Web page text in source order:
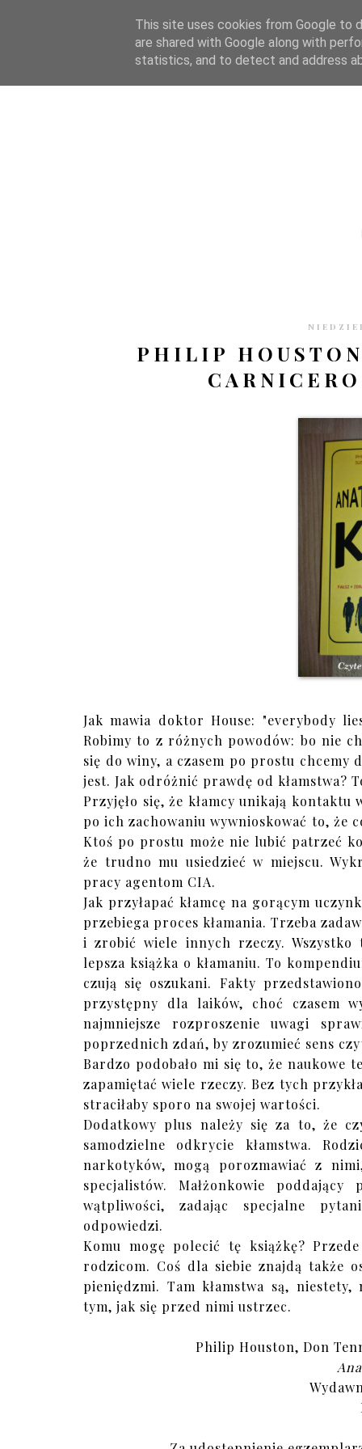
STRONA GŁÓWNA WSPÓŁPRACA RECENZJE O
PHILIP
Jak mawia doktor House: "everybody
Robimy to z różnych powodów: bo nie
się do winy, a czasem po prostu
jest. Jak odróżnić prawdę od kłamstwa?
Przyjęło się, że kłamcy unikają
po ich zachowaniu wywnioskować to, że
Ktoś po prostu może nie lubić patrzeć
że trudno mu usiedzieć w miejscu.
pracy agentom CIA.
Jak przyłapać kłamcę na gorącym
przebiega proces kłamania. Trzeba
i zrobić wiele innych rzeczy.
lepsza książka o kłamaniu. To
czują się oszukani. Fakty
przystępny dla laików, choć czasem
najmniejsze rozproszenie uwagi
poprzednich zdań, by zrozumieć sens
Bardzo podobało mi się to, że naukowe
zapamiętać wiele rzeczy. Bez tych
straciłaby sporo na swojej wartości.
Dodatkowy plus należy się za to, że
samodzielne odkrycie kłamstwa.
narkotyków, mogą porozmawiać z
specjalistów. Małżonkowie
wątpliwości, zadając specjalne
odpowiedzi.
Komu mogę polecić tę książkę?
rodzicom. Coś dla siebie znajdą także
pieniędzmi. Tam kłamstwa są,
tym, jak się przed nimi ustrzec.
Philip Houston, Don
This site uses cookies from Google to
are shared with Google along with
statistics, and to detect and address